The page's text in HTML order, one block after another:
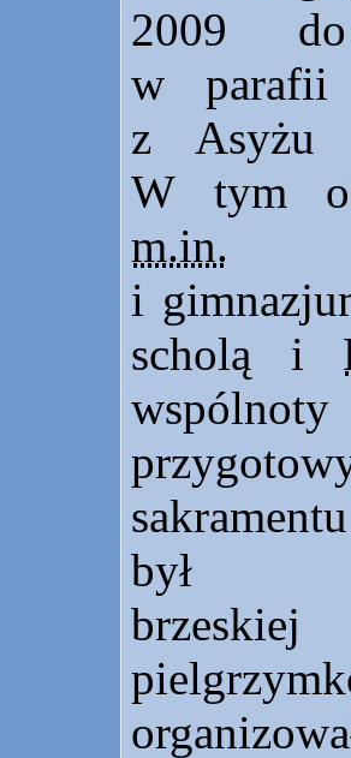
2009
w
z Asyżu
W tym
m.in.
i
scholą i
był